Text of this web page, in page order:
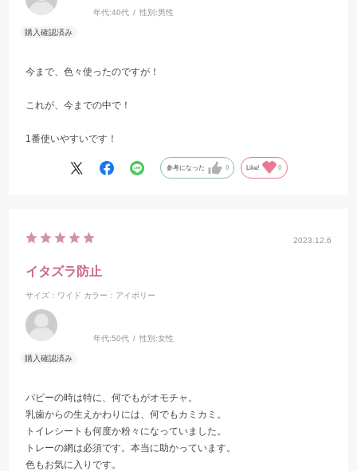
年代:40代 性別:男性
今まで、色々使ったのですが！
これが、今までの中で！
1番使いやすいです！
参考になった 0 Like! 0
2023.12.6
イタズラ防止
サイズ：ワイド カラー：アイボリー
年代:50代 性別:女性
パピーの時は特に、何でもがオモチャ。
乳歯からの生えかわりには、何でもカミカミ。
トイレシートも何度か粉々になっていました。
トレーの網は必須です。本当に助かっています。
色もお気に入りです。